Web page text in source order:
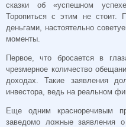
сказки об «успешном
Торопиться с этим не стоит.
деньгами, настоятельно
моменты.
Первое, что бросается в
чрезмерное количество
доходах. Такие заявления
инвестора, ведь на реальном
Еще одним красноречивым
заведомо ложные заявления